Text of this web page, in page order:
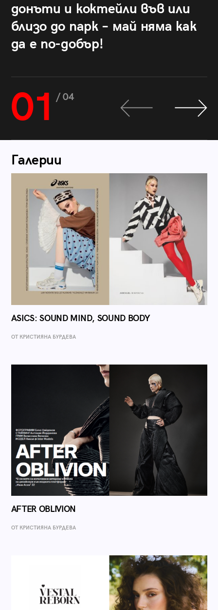
донъти и коктейли във или
близо до парк – май няма как
да е по-добър!
01 / 04
Галерии
ASICS: SOUND MIND, SOUND BODY
ОТ КРИСТИЯНА БУРДЕВА
AFTER OBLIVION
ОТ КРИСТИЯНА БУРДЕВА